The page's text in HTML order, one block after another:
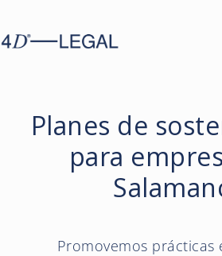
Planes de
para
Promovemos prácticas